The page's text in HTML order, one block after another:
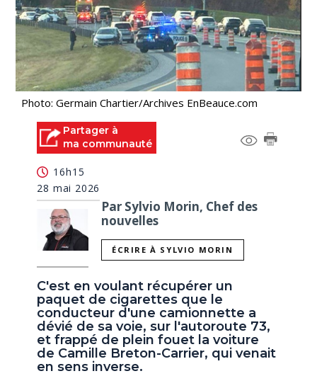
Photo: Germain Chartier/Archives EnBeauce.com
Partager à
ma communauté
16h15
28 mai 2026
Par Sylvio Morin, Chef des
nouvelles
ÉCRIRE À SYLVIO MORIN
C'est en voulant récupérer un
paquet de cigarettes que le
conducteur d'une camionnette a
dévié de sa voie, sur l'autoroute 73,
et frappé de plein fouet la voiture
de Camille Breton-Carrier, qui venait
en sens inverse.